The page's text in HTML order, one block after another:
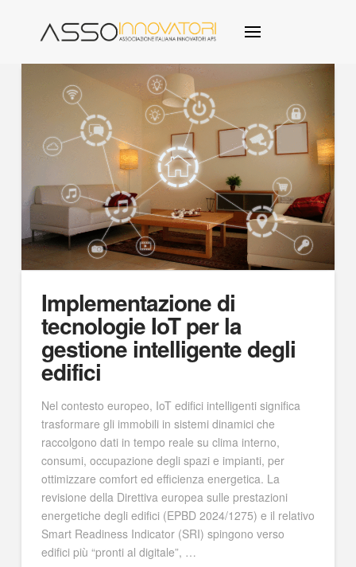
Implementazione di
tecnologie IoT per la
gestione intelligente degli
edifici
Nel contesto europeo, IoT edifici intelligenti significa
trasformare gli immobili in sistemi dinamici che
raccolgono dati in tempo reale su clima interno,
consumi, occupazione degli spazi e impianti, per
ottimizzare comfort ed efficienza energetica. La
revisione della Direttiva europea sulle prestazioni
energetiche degli edifici (EPBD 2024/1275) e il relativo
Smart Readiness Indicator (SRI) spingono verso
edifici più “pronti al digitale”, …